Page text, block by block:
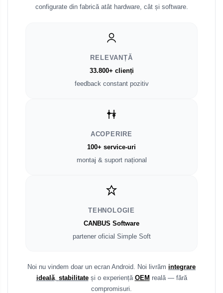
configurate din fabrică atât hardware, cât și software.
RELEVANȚĂ
33.800+ clienți
feedback constant pozitiv
ACOPERIRE
100+ service-uri
montaj & suport național
TEHNOLOGIE
CANBUS Software
partener oficial Simple Soft
Noi nu vindem doar un ecran Android. Noi livrăm integrare
ideală, stabilitateși o experiență OEM reală — fără
compromisuri.